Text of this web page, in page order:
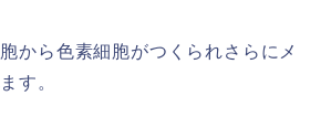
から色素細胞がつくられさらにメ
す。